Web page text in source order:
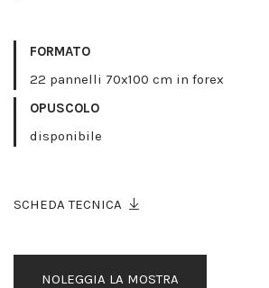
FORMATO
22 pannelli 70x100 cm in forex
OPUSCOLO
disponibile
SCHEDA TECNICA
NOLEGGIA LA MOSTRA